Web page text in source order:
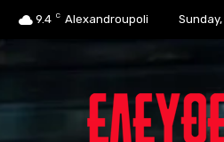
9.4 C Alexandroupoli